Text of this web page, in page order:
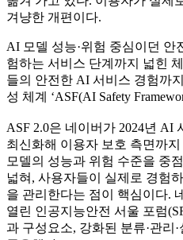
겨냥한 개편이다.
AI 모델 성능·위험 중심이던 안
험하는 서비스 단계까지 넓힌
들의 안전한 AI 서비스 경험까
성 체계 ‘ASF(AI Safety
ASF 2.0은 네이버가 2024년 AI
최신화해 이용자 보호 측면까
모델의 성능과 위험 수준을 중
넓혀, 사용자들이 실제로 경험
을 관리한다는 점이 핵심이다.
열린 인공지능안전 서울 포럼
과 구성요소, 강화된 분류·관리